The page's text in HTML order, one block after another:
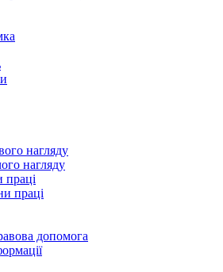
нагляду
нагляду
праці
праці
допомога